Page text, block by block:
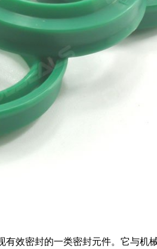
效密封的一类密封元件。它与机